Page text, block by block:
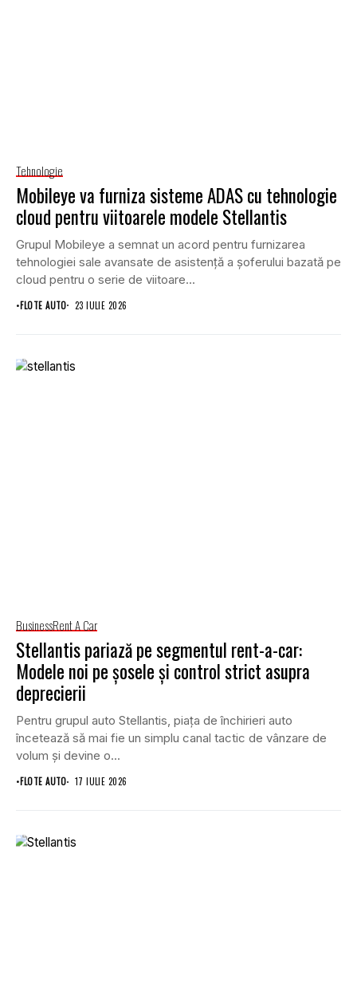
Tehnologie
Mobileye va furniza sisteme ADAS cu tehnologie
cloud pentru viitoarele modele Stellantis
Grupul Mobileye a semnat un acord pentru furnizarea
tehnologiei sale avansate de asistență a șoferului bazată pe
cloud pentru o serie de viitoare...
•FLOTE AUTO 23 IULIE 2026
BusinessRent A Car
Stellantis pariază pe segmentul rent-a-car:
Modele noi pe șosele și control strict asupra
deprecierii
Pentru grupul auto Stellantis, piața de închirieri auto
încetează să mai fie un simplu canal tactic de vânzare de
volum și devine o...
•FLOTE AUTO 17 IULIE 2026